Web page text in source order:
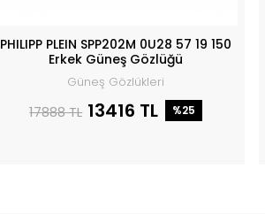
PHILIPP PLEIN SPP202M 0U28 57 19 150
Erkek Güneş Gözlüğü
Güneş Gözlükleri
17888 TL 13416 TL %25